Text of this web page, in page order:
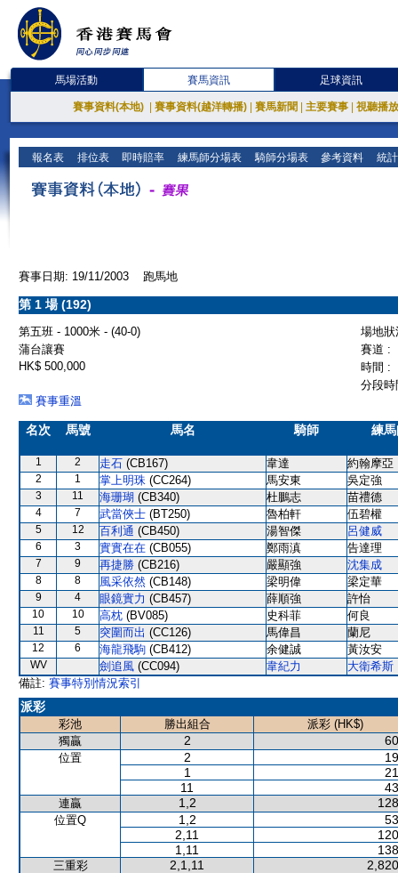
馬場活動 賽馬資訊 足球資訊
賽事資料(本地) 賽事資料(越洋轉播) 賽馬新聞 主要賽事 視聽播
報名表 排位表 即時賠率 練馬師分場表 騎師分場表 參考資料 統
賽事日期: 19/11/2003 跑馬地
第 1 場 (192)
第五班 - 1000米 - (40-0)
場地
蒲台讓賽
賽道 :
HK$ 500,000
時間 :
分段
賽事重溫
名次 馬號 馬名 騎師 練
1 2 走石 (CB167) 韋達 約翰摩亞
2 1 掌上明珠 (CC264) 馬安東 吳定強
3 11 海珊瑚 (CB340) 杜鵬志 苗禮德
4 7 武當俠士 (BT250) 魯柏軒 伍碧權
5 12 百利通 (CB450) 湯智傑 呂健威
6 3 實實在在 (CB055) 鄭雨滇 告達理
7 9 再捷勝 (CB216) 嚴顯強 沈集成
8 8 風采依然 (CB148) 梁明偉 梁定華
9 4 眼鏡實力 (CB457) 薛順強 許怡
10 10 高枕 (BV085) 史科菲 何良
11 5 突圍而出 (CC126) 馬偉昌 蘭尼
12 6 海龍飛駒 (CB412) 余健誠 黃汝安
WV 劍追風 (CC094) 韋紀力
大衛希斯
備註: 賽事特別情況索引
派彩
彩池 勝出組合
派彩 (HK$)
獨贏
2
位置 2
1
11
連贏 1,2
位置Q 1,2
2,11
1,11
三重彩 2,1,11